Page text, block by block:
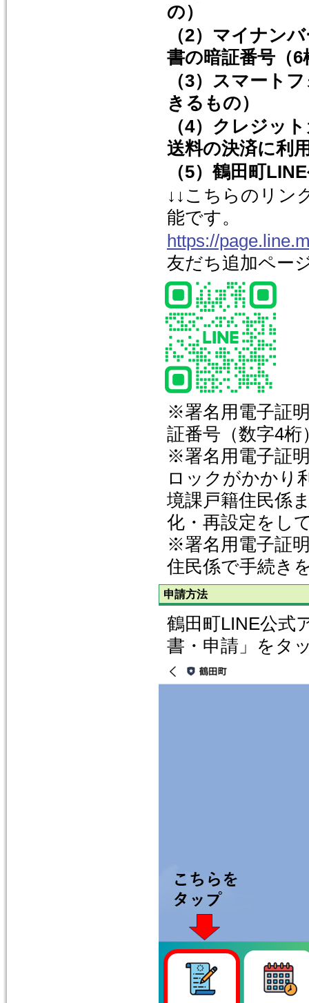
の）
（2）マイナン
書の暗証番号（
（3）スマート
きるもの）
（4）クレジッ
送料の決済に利
（5）鶴田町
↓↓こちらのリン
能です。
https://
友だち追加ペー
※署名用電子証
証番号（数字4
※署名用電子証
ロックがかかり
境課戸籍住民係
化・再設定をし
※署名用電子証
住民係で手続き
申請方法
鶴田町LINE公式
書・申請」をタ